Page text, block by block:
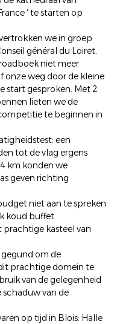
‘ te starten op
we in groep
général du Loiret.
niet meer
onze weg door de kleine
start gesproken. Met 2
lieten we de
te beginnen in
een
tot de vlag ergens
km konden we
geven richting
niet aan te spreken
koud buffet
prachtige kasteel van
om de
prachtige domein te
van de gelegenheid
schaduw van de
op tijd in Blois: Halle